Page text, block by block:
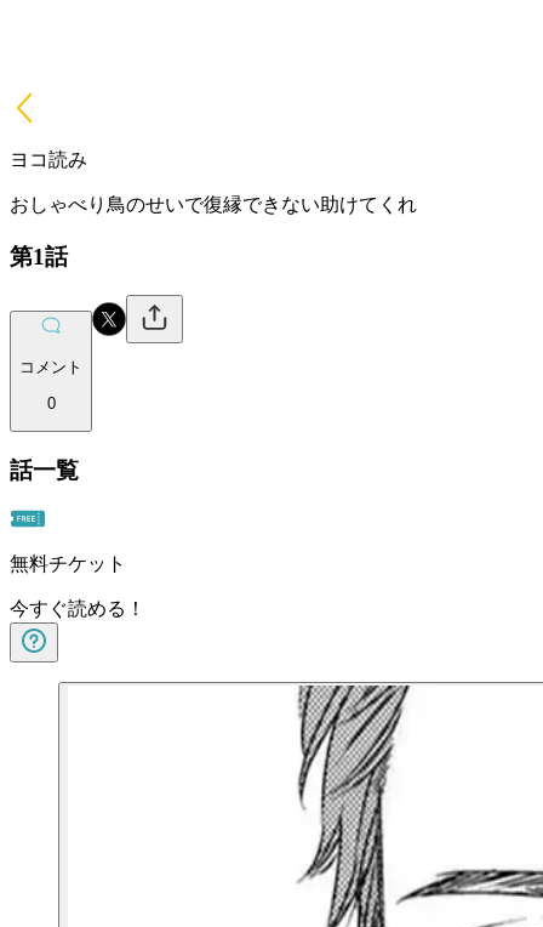
ヨコ読み
おしゃべり鳥のせいで復縁できない助けてくれ
第1話
コメント
0
話一覧
無料チケット
今すぐ読める！